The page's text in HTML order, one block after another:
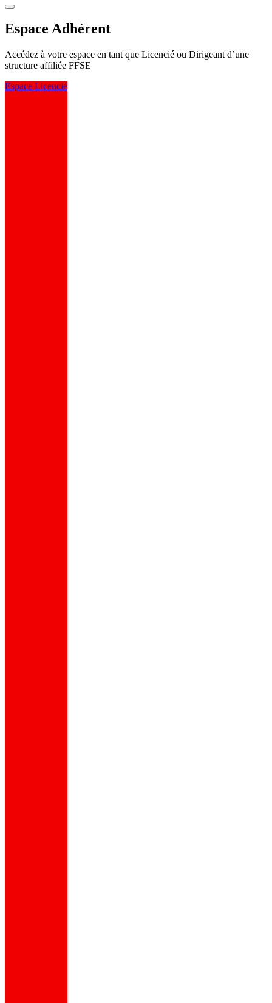
Espace Adhérent
Accédez à votre espace en tant que Licencié ou Dirigeant d’une
structure affiliée FFSE
Espace Licencié